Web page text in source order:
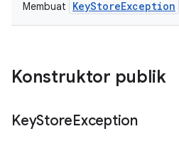
Membuat KeyStoreException
Konstruktor publik
KeyStoreException